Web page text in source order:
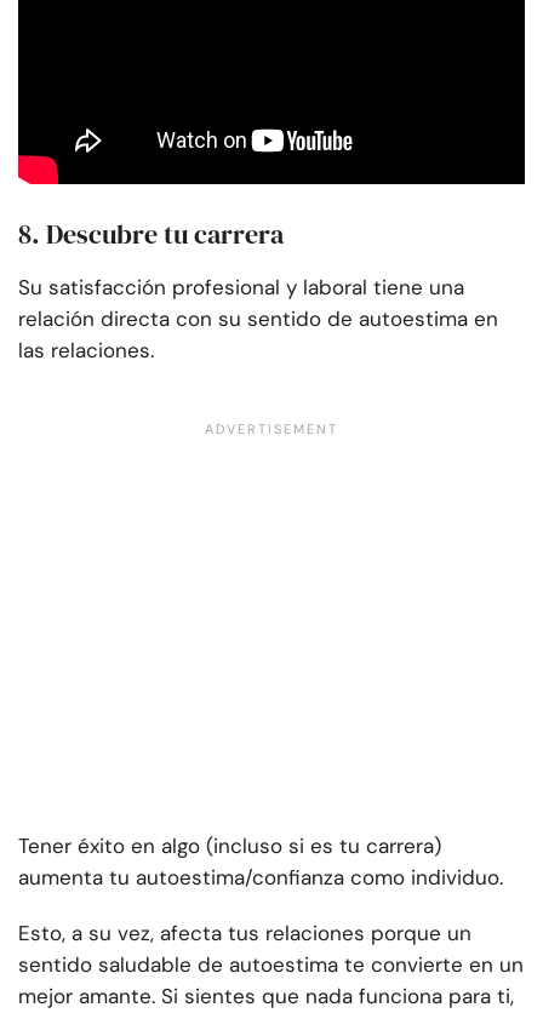
8. Descubre tu carrera
Su satisfacción profesional y laboral tiene una
relación directa con su sentido de autoestima en
las relaciones.
Tener éxito en algo (incluso si es tu carrera)
aumenta tu autoestima/confianza como individuo.
Esto, a su vez, afecta tus relaciones porque un
sentido saludable de autoestima te convierte en un
mejor amante. Si sientes que nada funciona para ti,